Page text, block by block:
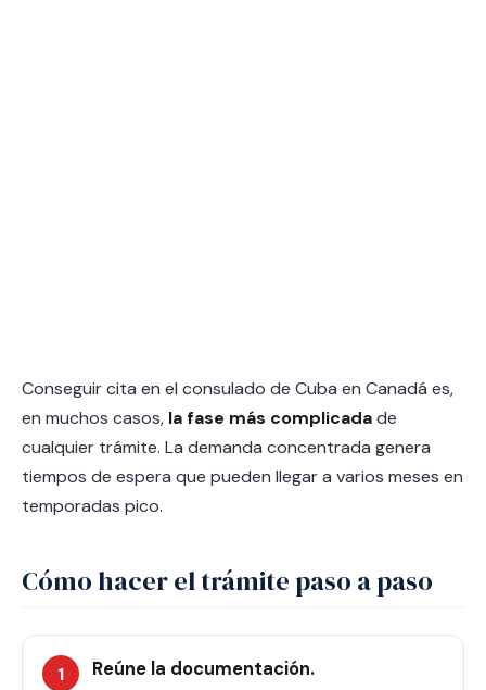
Conseguir cita en el consulado de Cuba en Canadá es,
en muchos casos, la fase más complicadade
cualquier trámite. La demanda concentrada genera
tiempos de espera que pueden llegar a varios meses en
temporadas pico.
Cómo hacer el trámite paso a paso
Reúne la documentación.